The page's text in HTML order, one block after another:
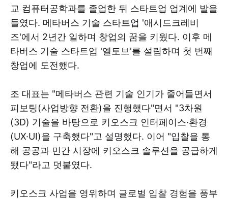
교 컴퓨터공학과를 졸업한 뒤 스타트업 업계에 발을
들였다. 메타버스 기술 스타트업 '애시드크레비
즈'에서 2년간 일하며 창업의 꿈을 키웠다. 이후 메
타버스 기술 스타트업 '엘토브'를 설립하며 첫 번째
창업에 도전했다.
조 대표는 "메타버스 관련 기술 인기가 줄어들면서
피보팅(사업방향 전환)을 진행했다"면서 "3차원
(3D) 기술을 바탕으로 키오스크 인터페이스·환경
(UX·UI)을 구축했다"고 설명했다. 이어 "입찰을 통
해 공공과 민간 시장에 키오스크 솔루션을 공급하게
됐다"라고 덧붙였다.
키오스크 사업을 영위하며 글로벌 입찰 경험을 풍부